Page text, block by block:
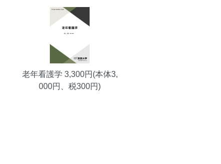
老年看護学 3,300円(本体3,
000円、税300円)